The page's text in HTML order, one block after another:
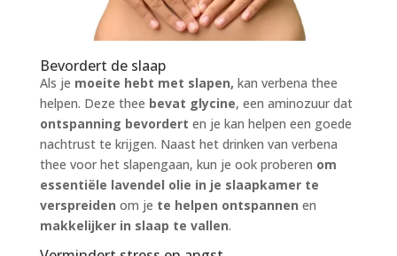
Bevordert de slaap
Als je moeite hebt met slapen, kan verbena thee
helpen. Deze thee bevat glycine, een aminozuur dat
ontspanning bevordert en je kan helpen een goede
nachtrust te krijgen. Naast het drinken van verbena
thee voor het slapengaan, kun je ook proberen om
essentiële lavendel olie in je slaapkamer te
verspreiden om je te helpen ontspannen en
makkelijker in slaap te vallen.